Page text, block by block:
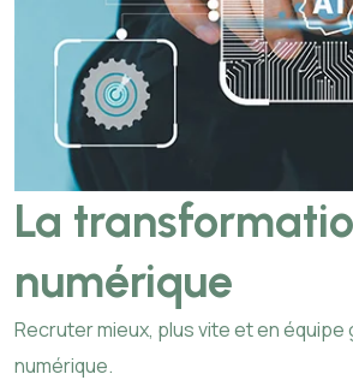
La
numérique
Recruter mieux, plus vite et en équipe
numérique.